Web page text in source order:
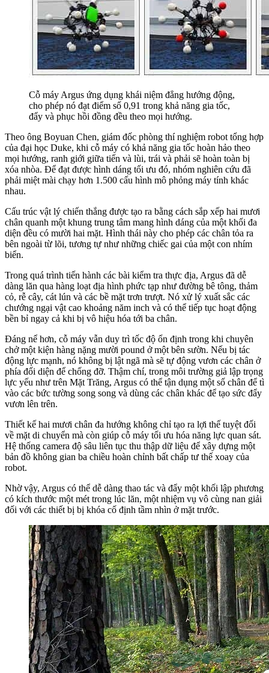
Cỗ máy Argus ứng dụng khái niệm đẳng hướng động,
cho phép nó đạt điểm số 0,91 trong khả năng gia tốc,
đẩy và phục hồi đồng đều theo mọi hướng.
Theo ông Boyuan Chen, giám đốc phòng thí nghiệm robot tổng hợp
của đại học Duke, khi cỗ máy có khả năng gia tốc hoàn hảo theo
mọi hướng, ranh giới giữa tiến và lùi, trái và phải sẽ hoàn toàn bị
xóa nhòa. Để đạt được hình dáng tối ưu đó, nhóm nghiên cứu đã
phải miệt mài chạy hơn 1.500 cấu hình mô phỏng máy tính khác
nhau.
Cấu trúc vật lý chiến thắng được tạo ra bằng cách sắp xếp hai mươi
chân quanh một khung trung tâm mang hình dáng của một khối đa
diện đều có mười hai mặt. Hình thái này cho phép các chân tỏa ra
bên ngoài từ lõi, tương tự như những chiếc gai của một con nhím
biển.
Trong quá trình tiến hành các bài kiểm tra thực địa, Argus đã dễ
dàng lăn qua hàng loạt địa hình phức tạp như đường bê tông, thảm
cỏ, rễ cây, cát lún và các bề mặt trơn trượt. Nó xử lý xuất sắc các
chướng ngại vật cao khoảng năm inch và có thể tiếp tục hoạt động
bền bỉ ngay cả khi bị vô hiệu hóa tới ba chân.
Đáng nể hơn, cỗ máy vẫn duy trì tốc độ ổn định trong khi chuyên
chở một kiện hàng nặng mười pound ở một bên sườn. Nếu bị tác
động lực mạnh, nó không bị lật ngã mà sẽ tự động vươn các chân ở
phía đối diện để chống đỡ. Thậm chí, trong môi trường giả lập trọng
lực yếu như trên Mặt Trăng, Argus có thể tận dụng một số chân để tì
vào các bức tường song song và dùng các chân khác để tạo sức đẩy
vươn lên trên.
Thiết kế hai mươi chân đa hướng không chỉ tạo ra lợi thế tuyệt đối
về mặt di chuyển mà còn giúp cỗ máy tối ưu hóa năng lực quan sát.
Hệ thống camera độ sâu liên tục thu thập dữ liệu để xây dựng một
bản đồ không gian ba chiều hoàn chỉnh bất chấp tư thế xoay của
robot.
Nhờ vậy, Argus có thể dễ dàng thao tác và đẩy một khối lập phương
có kích thước một mét trong lúc lăn, một nhiệm vụ vô cùng nan giải
đối với các thiết bị bị khóa cố định tầm nhìn ở mặt trước.